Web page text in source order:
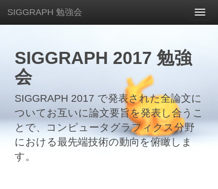
SIGGRAPH 勉強会
SIGGRAPH 2017 勉強
会
SIGGRAPH 2017 で発表された全論文に
ついてお互いに論文要旨を発表し合うこ
とで、コンピュータグラフィクス分野
における最先端技術の動向を俯瞰しま
す。